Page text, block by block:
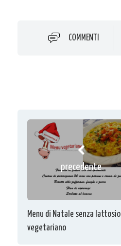
COMMENTI
precedente
Menu di Natale senza lattosio
vegetariano